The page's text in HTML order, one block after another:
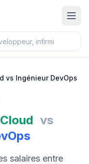
vs Ingénieur DevOps
vs
salaires entre